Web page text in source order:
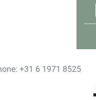
+31 6 1971 8525